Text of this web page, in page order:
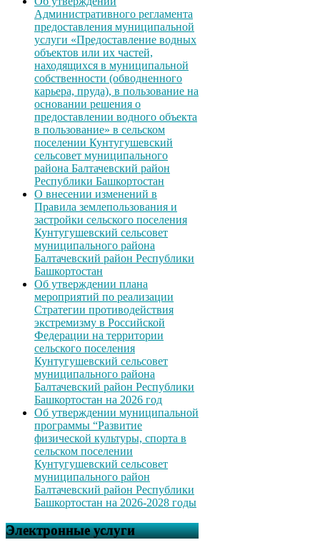
Административного регламента
предоставления муниципальной
услуги «Предоставление водных
объектов или их частей,
находящихся в муниципальной
собственности (обводненного
карьера, пруда), в пользование на
основании решения о
предоставлении водного объекта
в пользование» в сельском
поселении Кунтугушевский
сельсовет муниципального
района Балтачевский район
Республики Башкортостан
О внесении изменений в
Правила землепользования и
застройки сельского поселения
Кунтугушевский сельсовет
муниципального района
Балтачевский район Республики
Башкортостан
Об утверждении плана
мероприятий по реализации
Стратегии противодействия
экстремизму в Российской
Федерации на территории
сельского поселения
Кунтугушевский сельсовет
муниципального района
Балтачевский район Республики
Башкортостан на 2026 год
Об утверждении муниципальной
программы “Развитие
физической культуры, спорта в
сельском поселении
Кунтугушевский сельсовет
муниципального район
Балтачевский район Республики
Башкортостан на 2026-2028 годы
Электронные услуги